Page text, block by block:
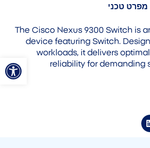
פתח
מפרט טכני
The Cisco Nexus 9300 Switch is
device featuring Switch.
workloads, it delivers
reliability for demanding